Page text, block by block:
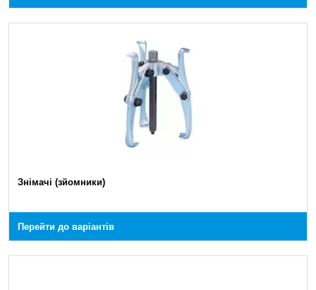
Знімачі (зйомники)
Перейти до варіантів